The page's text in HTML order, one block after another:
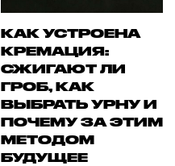
КАК УСТРОЕНА
КРЕМАЦИЯ:
СЖИГАЮТ ЛИ
ГРОБ, КАК
ВЫБРАТЬ УРНУ И
ПОЧЕМУ ЗА ЭТИМ
МЕТОДОМ
БУДУЩЕЕ